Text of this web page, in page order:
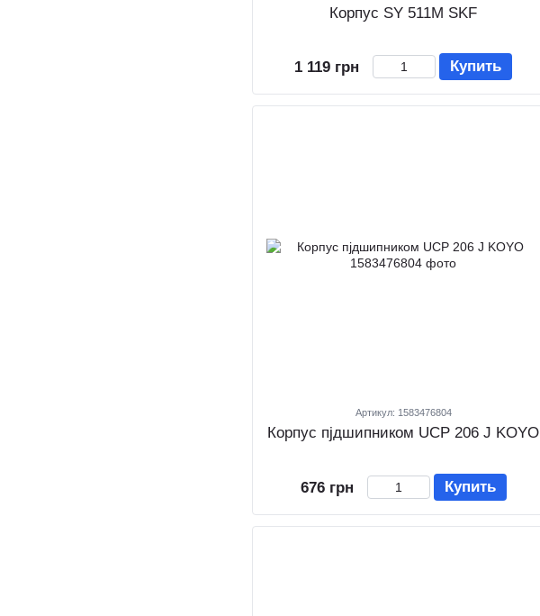
Корпус SY 511M SKF
1 119 грн Купить
Артикул: 1583476804
Корпус пjдшипником UCP 206 J KOYO
676 грн Купить